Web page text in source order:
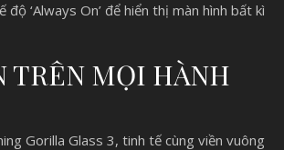
độ ‘Always On’ để hiển thị màn hình bất kì
TRÊN MỌI HÀNH
Gorilla Glass 3, tinh tế cùng viền vuông